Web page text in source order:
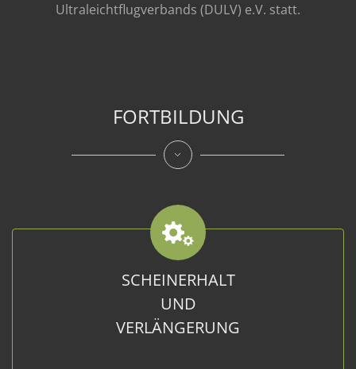
Ultraleichtflugverbands (DULV) e.V. statt.
FORTBILDUNG
SCHEINERHALT
UND
VERLÄNGERUNG